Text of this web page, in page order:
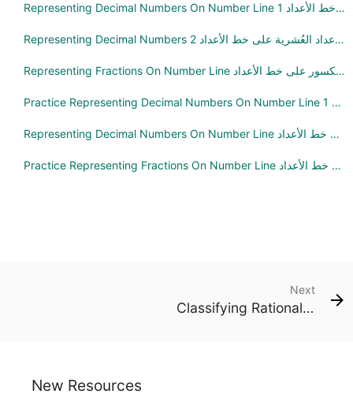
Representing Decimal Numbers On Number Line 1 تمثيل الأعداد النسبية على خط الأعداد
Representing Decimal Numbers 2 تمثيل الأعداد العُشرية على خط الأعداد
Representing Fractions On Number Line تمثيل الكسور على خط الأعداد
Practice Representing Decimal Numbers On Number Line 1 تمارين على تمثيل الأعداد العُشرية على خط الأعداد
Representing Decimal Numbers On Number Line تمثيل الأعداد العُشرية على خط الأعداد
Practice Representing Fractions On Number Line تمارين على تمثيل الكسور على خط الأعداد
Next
Classifying Rational Numbers تصنيف الأعداد النسبية
New Resources